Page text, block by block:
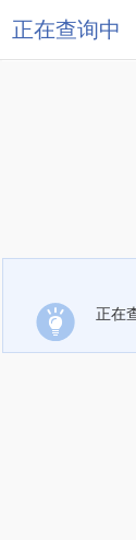
正在查询中
正在